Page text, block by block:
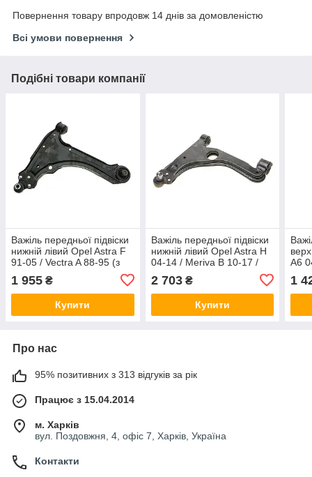
Повернення товару впродовж 14 днів за домовленістю
Всі умови повернення
Подібні товари компанії
Важіль передньої підвіски
нижній лівий Opel Astra F
91-05 / Vectra A 88-95 (з
кульовою) Delphi TC648
1 955 ₴
Купити
Важіль передньої підвіски
нижній лівий Opel Astra H
04-14 / Meriva B 10-17 /
кульовою) Delphi TC1376
2 703₴
Купити
A6
1
Про нас
95% позитивних з 313 відгуків за рік
Працює з 15.04.2014
м. Харків
вул. Поздовжня, 4, офіс 7, Харків, Україна
Контакти